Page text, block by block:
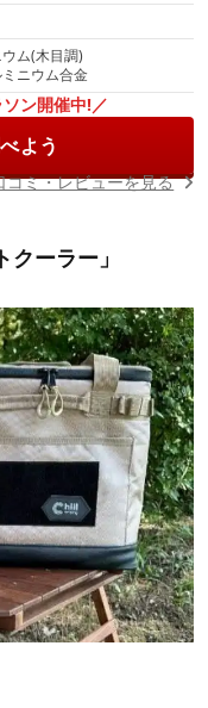
ム(木目調)
ニウム合金
ン開催中!／
よう
コミ・レビューを見る
ーラー」